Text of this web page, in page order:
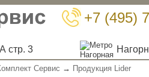
+7 (495)
стр. 3
Сервис → Продукция Lider